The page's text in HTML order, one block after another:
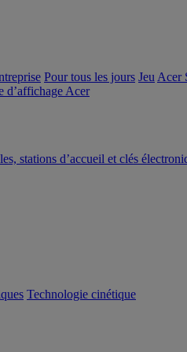
Pour tous les jours Jeu Acer
d’affichage Acer
stations d’accueil et clés
Technologie cinétique